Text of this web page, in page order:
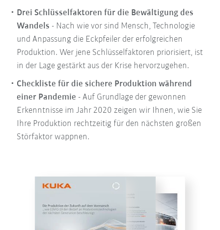
Drei Schlüsselfaktoren für die Bewältigung des
Wandels - Nach wie vor sind Mensch, Technologie
und Anpassung die Eckpfeiler der erfolgreichen
Produktion. Wer jene Schlüsselfaktoren priorisiert, ist
in der Lage gestärkt aus der Krise hervorzugehen.
Checkliste für die sichere Produktion während
einer Pandemie - Auf Grundlage der gewonnen
Erkenntnisse im Jahr 2020 zeigen wir Ihnen, wie Sie
Ihre Produktion rechtzeitig für den nächsten großen
Störfaktor wappnen.